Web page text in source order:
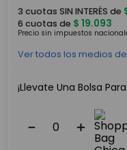
3 cuotas SIN INTERÉS de
6 cuotas de $ 19.093
Precio sin impuestos
Ver todos los medios
¡Llevate Una Bolsa
＋
－